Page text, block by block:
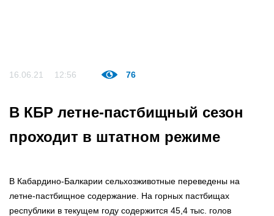
16.06.21 12:56 76
В КБР летне-пастбищный сезон
проходит в штатном режиме⠀
В Кабардино-Балкарии сельхозживотные переведены на
летне-пастбищное содержание. На горных пастбищах
республики в текущем году содержится 45,4 тыс. голов